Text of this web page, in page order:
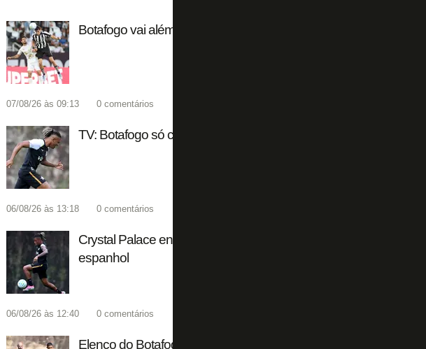
Botafogo vai além da busca por reforços para garantir time forte
07/08/26 às 09:13 0 comentários
TV: Botafogo só cogita negociar Danilo com Atalanta a partir de
06/08/26 às 13:18 0 comentários
Crystal Palace entra na briga com Atalanta por Danilo, do
espanhol
06/08/26 às 12:40 0 comentários
Elenco do Botafogo mostra para Franclim Carvalho que é